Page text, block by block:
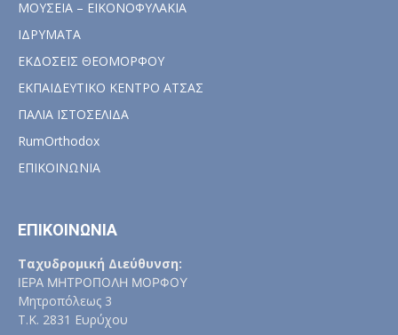
ΜΟΥΣΕΙΑ – ΕΙΚΟΝΟΦΥΛΑΚΙΑ
ΙΔΡΥΜΑΤΑ
ΕΚΔΟΣΕΙΣ ΘΕΟΜΟΡΦΟΥ
ΕΚΠΑΙΔΕΥΤΙΚΟ ΚΕΝΤΡΟ ΑΤΣΑΣ
ΠΑΛΙΑ ΙΣΤΟΣΕΛΙΔΑ
RumOrthodox
ΕΠΙΚΟΙΝΩΝΙΑ
ΕΠΙΚΟΙΝΩΝΙΑ
Ταχυδρομική Διεύθυνση:
ΙΕΡΑ ΜΗΤΡΟΠΟΛΗ ΜΟΡΦΟΥ
Μητροπόλεως 3
Τ.Κ. 2831 Ευρύχου